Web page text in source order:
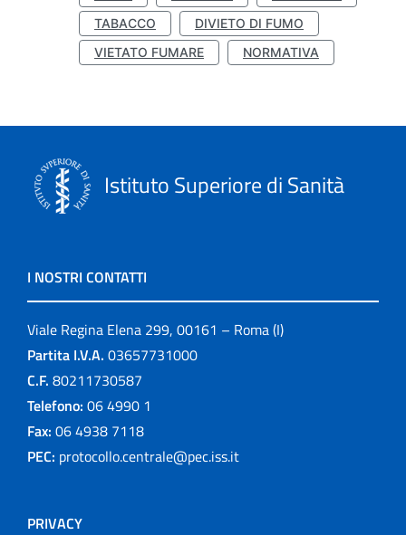
TABACCO
DIVIETO DI FUMO
VIETATO FUMARE
NORMATIVA
Istituto Superiore di Sanità
I NOSTRI CONTATTI
Viale Regina Elena 299, 00161 – Roma (I)
Partita I.V.A. 03657731000
C.F. 80211730587
Telefono: 06 4990 1
Fax: 06 4938 7118
PEC: protocollo.centrale@pec.iss.it
PRIVACY